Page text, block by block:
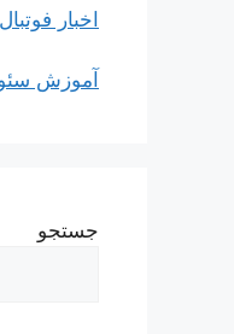
اخبار فوتبال
آموزش
جستجو